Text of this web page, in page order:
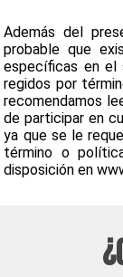
Además del
probable que
específicas en el
regidos por
recomendamos
de participar en
ya que se le
término o
disposición en